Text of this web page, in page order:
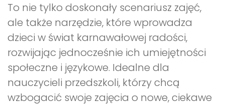
To nie tylko doskonały scenariusz zajęć,
ale także narzędzie, które wprowadza
dzieci w świat karnawałowej radości,
rozwijając jednocześnie ich umiejętności
społeczne i językowe. Idealne dla
nauczycieli przedszkoli, którzy chcą
wzbogacić swoje zajęcia o nowe, ciekawe